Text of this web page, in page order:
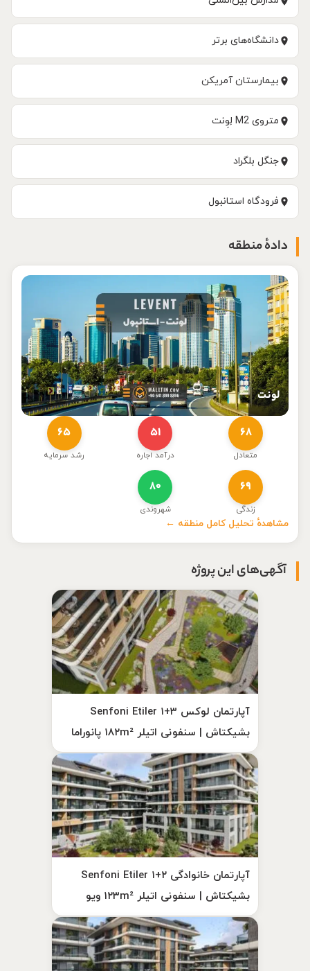
دانشگاه‌های برتر
بیمارستان آمریکن
متروی M2 لِوِنت
جنگل بلگراد
فرودگاه استانبول
دادهٔ منطقه
لونت
۶۸
متعادل
۵۱
درآمد اجاره
۶۵
رشد سرمایه
۶۹
زندگی
۸۰
شهروندی
مشاهدهٔ تحلیل کامل منطقه ←
آگهی‌های این پروژه
آپارتمان لوکس ۳+۱ Senfoni Etiler
بشیکتاش | سنفونی اتیلر ۱۸۲m² پانوراما
آپارتمان خانوادگی ۲+۱ Senfoni Etiler
بشیکتاش | سنفونی اتیلر ۱۲۳m² ویو